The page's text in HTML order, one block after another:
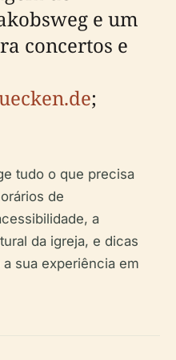
e um
concertos e
;
tudo o que precisa
de
a
da igreja, e dicas
sua experiência em